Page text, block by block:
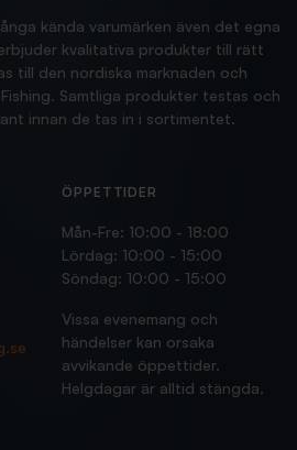
kända varumärken även det egna
kvalitativa produkter till rätt
till den nordiska marknaden och
Samtliga produkter testas och
innan de tas in i sortimentet.
ÖPPETTIDER
Mån-Fre: 10:00 - 18:00
Lördag: 10:00 - 15:00
Söndag: 10:00 - 15:00
Vissa evenemang och
händelser kan orsaka
avvikande öppettider.
Helgdagar är alltid stängda.